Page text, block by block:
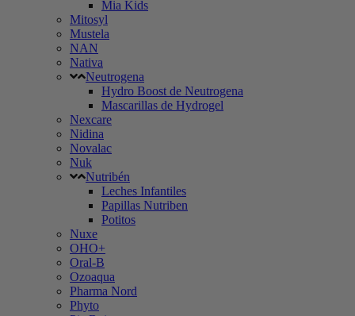
Mia Kids
Mitosyl
Mustela
NAN
Nativa
Neutrogena
Hydro Boost de Neutrogena
Mascarillas de Hydrogel
Nexcare
Nidina
Novalac
Nuk
Nutribén
Leches Infantiles
Papillas Nutriben
Potitos
Nuxe
OHO+
Oral-B
Ozoaqua
Pharma Nord
Phyto